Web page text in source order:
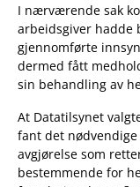
I nærværende sak
arbeidsgiver hadde
gjennomførte
dermed fått
sin behandling av
At Datatilsynet
fant det
avgjørelse som
bestemmende for